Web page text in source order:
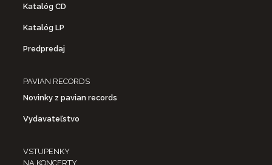
Katalóg CD
Katalóg LP
Predpredaj
PAVIAN RECORDS
Novinky z pavian records
Vydavateľstvo
VSTUPENKY
NA KONCERTY